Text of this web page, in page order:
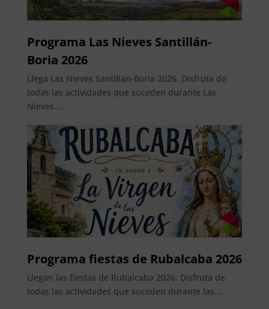
Programa Las Nieves Santillán-
Boria 2026
Llega Las Nieves Santillán-Boria 2026. Disfruta de
todas las actividades que suceden durante Las
Nieves...
Programa fiestas de Rubalcaba 2026
Llegan las fiestas de Rubalcaba 2026. Disfruta de
todas las actividades que suceden durante las...